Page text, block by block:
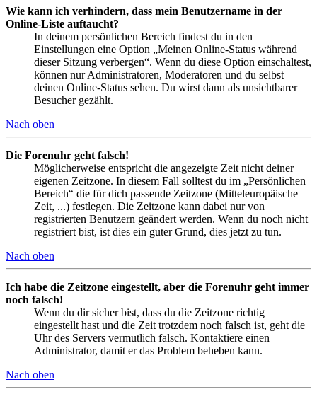
Wie kann ich verhindern, dass mein Benutzername in der
Online-Liste auftaucht?
In deinem persönlichen Bereich findest du in den
Einstellungen eine Option „Meinen Online-Status während
dieser Sitzung verbergen“. Wenn du diese Option einschaltest,
können nur Administratoren, Moderatoren und du selbst
deinen Online-Status sehen. Du wirst dann als unsichtbarer
Besucher gezählt.
Nach oben
Die Forenuhr geht falsch!
Möglicherweise entspricht die angezeigte Zeit nicht deiner
eigenen Zeitzone. In diesem Fall solltest du im „Persönlichen
Bereich“ die für dich passende Zeitzone (Mitteleuropäische
Zeit, ...) festlegen. Die Zeitzone kann dabei nur von
registrierten Benutzern geändert werden. Wenn du noch nicht
registriert bist, ist dies ein guter Grund, dies jetzt zu tun.
Nach oben
Ich habe die Zeitzone eingestellt, aber die Forenuhr geht immer
noch falsch!
Wenn du dir sicher bist, dass du die Zeitzone richtig
eingestellt hast und die Zeit trotzdem noch falsch ist, geht die
Uhr des Servers vermutlich falsch. Kontaktiere einen
Administrator, damit er das Problem beheben kann.
Nach oben